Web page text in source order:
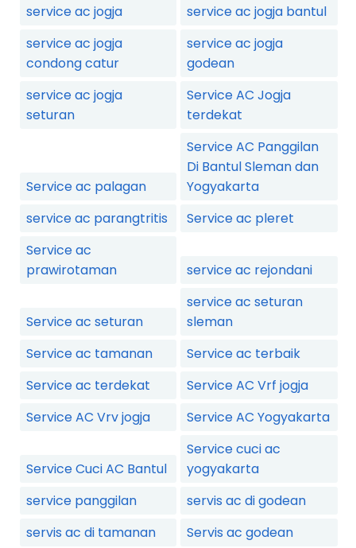
service ac jogja
service ac jogja bantul
service ac jogja
condong catur
service ac jogja
godean
service ac jogja
seturan
Service AC Jogja
terdekat
Service ac palagan
Service AC Panggilan
Di Bantul Sleman dan
Yogyakarta
service ac parangtritis
Service ac pleret
Service ac
prawirotaman
service ac rejondani
Service ac seturan
service ac seturan
sleman
Service ac tamanan
Service ac terbaik
Service ac terdekat
Service AC Vrf jogja
Service AC Vrv jogja
Service AC Yogyakarta
Service Cuci AC Bantul
Service cuci ac
yogyakarta
service panggilan
servis ac di godean
servis ac di tamanan
Servis ac godean